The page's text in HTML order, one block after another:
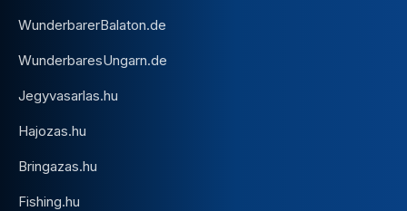
WunderbarerBalaton.de
WunderbaresUngarn.de
Jegyvasarlas.hu
Hajozas.hu
Bringazas.hu
Fishing.hu